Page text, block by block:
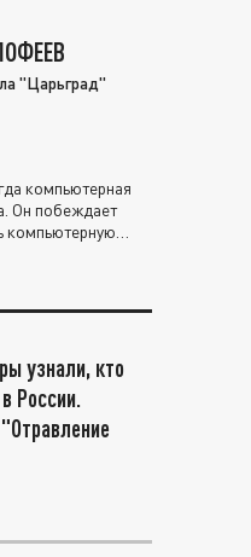
"Царьград"
компьютерная
Он побеждает
компьютерную
узнали, кто
России.